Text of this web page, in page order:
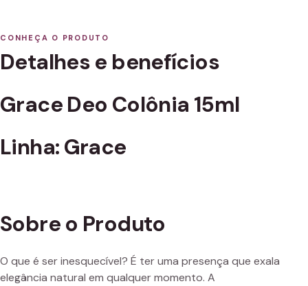
CONHEÇA O PRODUTO
Detalhes e benefícios
Grace Deo Colônia 15ml
Linha: Grace
Sobre o Produto
O que é ser inesquecível? É ter uma presença que exala
elegância natural em qualquer momento. A